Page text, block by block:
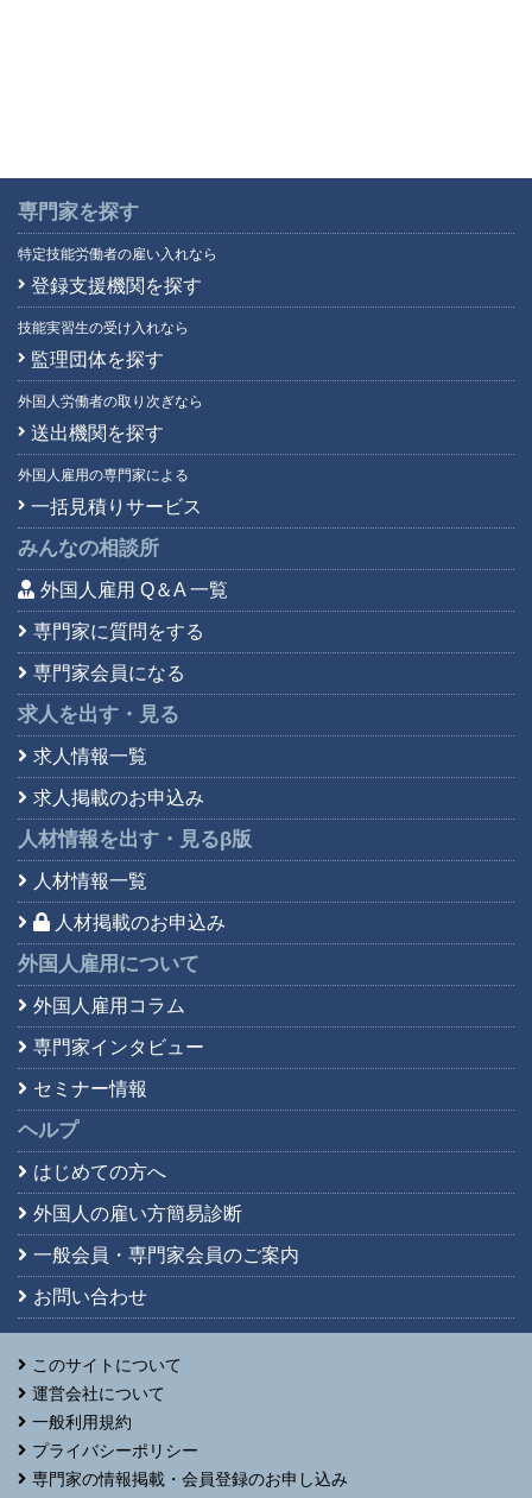
専門家を探す
特定技能労働者の雇い入れなら
登録支援機関を探す
技能実習生の受け入れなら
監理団体を探す
外国人労働者の取り次ぎなら
送出機関を探す
外国人雇用の専門家による
一括見積りサービス
みんなの相談所
外国人雇用 Q＆A 一覧
専門家に質問をする
専門家会員になる
求人を出す・見る
求人情報一覧
求人掲載のお申込み
人材情報を出す・見るβ版
人材情報一覧
人材掲載のお申込み
外国人雇用について
外国人雇用コラム
専門家インタビュー
セミナー情報
ヘルプ
はじめての方へ
外国人の雇い方簡易診断
一般会員・専門家会員のご案内
お問い合わせ
このサイトについて
運営会社について
一般利用規約
プライバシーポリシー
専門家の情報掲載・会員登録のお申し込み